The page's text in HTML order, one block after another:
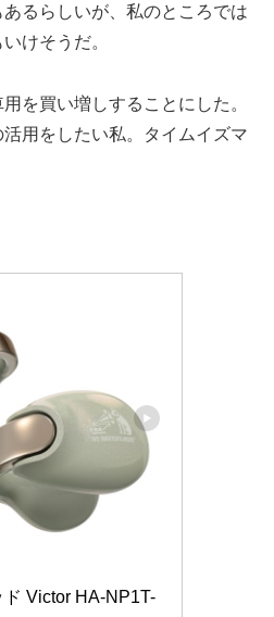
るらしいが、私のところでは
けそうだ。
を買い増しすることにした。
用をしたい私。タイムイズマ
Victor HA-NP1T-